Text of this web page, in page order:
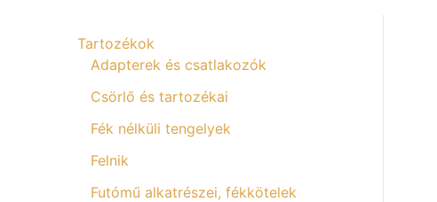
Tartozékok
Adapterek és csatlakozók
Csörlő és tartozékai
Fék nélküli tengelyek
Felnik
Futómű alkatrészei, fékkötelek